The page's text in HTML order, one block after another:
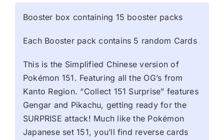
Booster box containing 15 booster packs
Each Booster pack contains 5 random Cards
This is the Simplified Chinese version of
Pokémon 151. Featuring all the OG’s from
Kanto Region. “Collect 151 Surprise” features
Gengar and Pikachu, getting ready for the
SURPRISE attack! Much like the Pokémon
Japanese set 151, you’ll find reverse cards